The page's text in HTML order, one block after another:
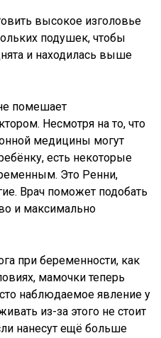
высокое изголовье
подушек, чтобы
и находилась выше
помешает
Несмотря на то, что
медицины могут
есть некоторые
Это Ренни,
Врач поможет подобать
и максимально
при беременности, как
мамочки теперь
наблюдаемое явление у
из-за этого не стоит
нанесут ещё больше